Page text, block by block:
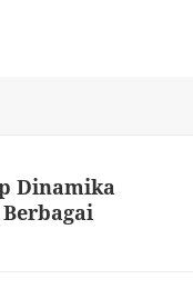
Dinamika